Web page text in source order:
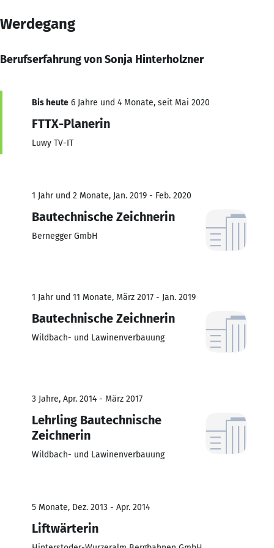
Werdegang
Berufserfahrung von Sonja Hinterholzner
Bis heute 6 Jahre und 4 Monate, seit Mai 2020
FTTX-Planerin
Luwy TV-IT
1 Jahr und 2 Monate, Jan. 2019 - Feb. 2020
Bautechnische Zeichnerin
Bernegger GmbH
1 Jahr und 11 Monate, März 2017 - Jan. 2019
Bautechnische Zeichnerin
Wildbach- und Lawinenverbauung
3 Jahre, Apr. 2014 - März 2017
Lehrling Bautechnische
Zeichnerin
Wildbach- und Lawinenverbauung
5 Monate, Dez. 2013 - Apr. 2014
Liftwärterin